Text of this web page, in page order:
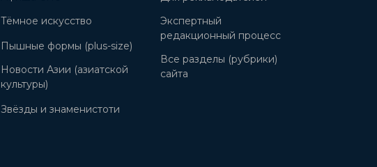
Тёмное искусство
Пышные формы (plus-size)
Новости Азии (азиатской
культуры)
Звёзды и знаменистоти
Экспертный
редакционный процесс
Все разделы (рубрики)
сайта